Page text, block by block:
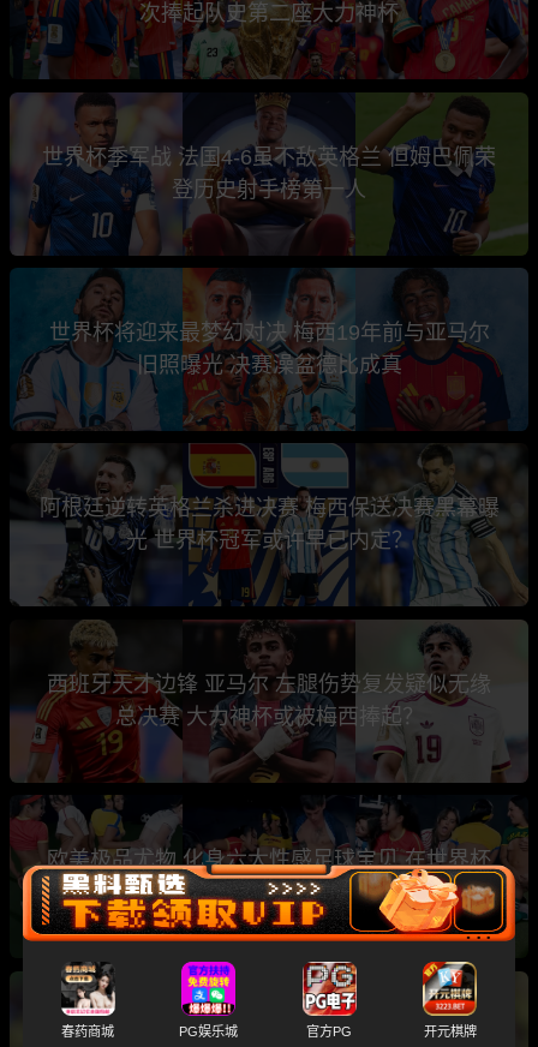
次捧起队史第二座大力神杯
世界杯季军战 法国4-6虽不敌英格兰 但姆巴佩荣
登历史射手榜第一人
世界杯将迎来最梦幻对决 梅西19年前与亚马尔
旧照曝光 决赛澡盆德比成真
阿根廷逆转英格兰杀进决赛 梅西保送决赛黑幕曝
光 世界杯冠军或许早已内定？
西班牙天才边锋 亚马尔 左腿伤势复发疑似无缘
总决赛 大力神杯或被梅西捧起？
欧美极品尤物 化身六大性感足球宝贝 在世界杯
主题性下群P乱交
斯洛文尼亚名哨 温契奇 涉黄涉毒黑历史大曝光
春药商城 PG娱乐城 官方PG 开元棋牌